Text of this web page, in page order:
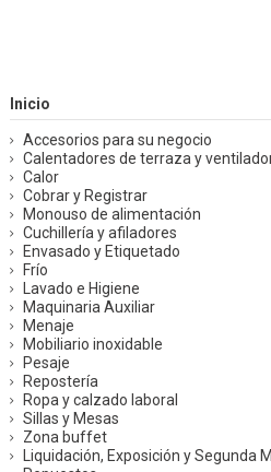
Inicio
Accesorios para su negocio
Calentadores de terraza y
Calor
Cobrar y Registrar
Monouso de alimentación
Cuchillería y afiladores
Envasado y Etiquetado
Frío
Lavado e Higiene
Maquinaria Auxiliar
Menaje
Mobiliario inoxidable
Pesaje
Repostería
Ropa y calzado laboral
Sillas y Mesas
Zona buffet
Liquidación, Exposición y Segunda